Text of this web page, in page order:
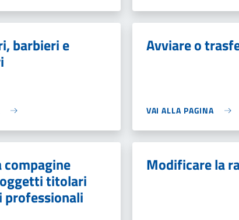
barbieri e Avviare o
VAI ALLA PAGINA
compagine
titolari
professionali
Modificare la